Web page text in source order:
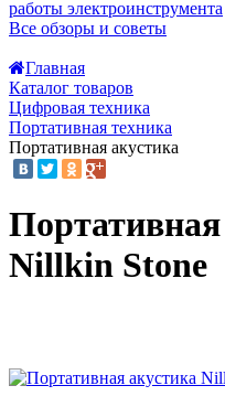
работы электроинструмента
Все обзоры и советы
Главная
Каталог товаров
Цифровая техника
Портативная техника
Портативная акустика
Портативная
Nillkin Stone